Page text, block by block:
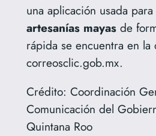
una aplicación usada
artesanías mayasde
rápida se encuentra en la
correosclic.gob.mx.
Crédito: Coordinación
Comunicación del
Quintana Roo